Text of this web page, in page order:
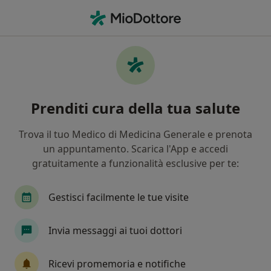
Prenditi cura della tua salute
Trova il tuo Medico di Medicina Generale e prenota
un appuntamento. Scarica l'App e accedi
gratuitamente a funzionalità esclusive per te:
Gestisci facilmente le tue visite
Invia messaggi ai tuoi dottori
Ricevi promemoria e notifiche
Endocrinologia • Salerno, SA
Assicurazione
Salerno
In che modo ordiniamo i risultati
Centro Medico Radices
Centro Medico